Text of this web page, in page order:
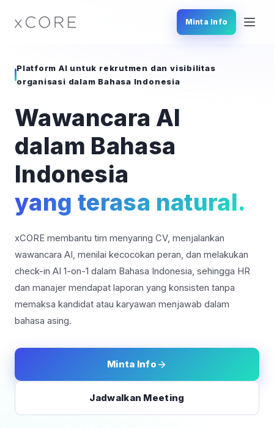
Minta Info
Produk & Fitur
Bahasa yang Didukung
Keamanan
Hubungi Kami
Indonesia
Platform AI untuk rekrutmen dan visibilitas
organisasi dalam Bahasa Indonesia
Wawancara AI
dalam Bahasa
Indonesia
yang terasa natural.
xCORE membantu tim menyaring CV, menjalankan
wawancara AI, menilai kecocokan peran, dan melakukan
check-in AI 1-on-1 dalam Bahasa Indonesia, sehingga HR
dan manajer mendapat laporan yang konsisten tanpa
memaksa kandidat atau karyawan menjawab dalam
bahasa asing.
Minta Info
Jadwalkan Meeting